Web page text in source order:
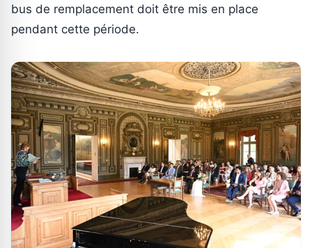
bus de remplacement doit être mis en place
pendant cette période.